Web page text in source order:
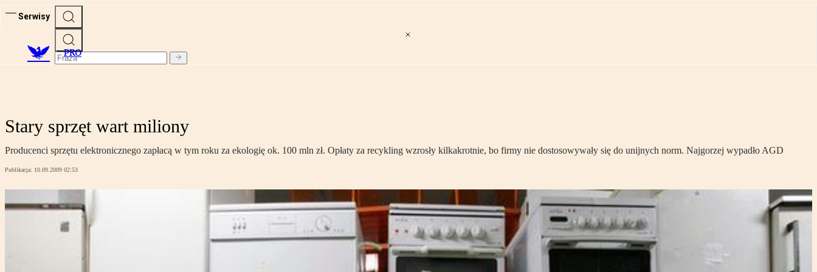
Serwisy
PRO
Stary sprzęt wart miliony
Producenci sprzętu elektronicznego zapłacą w tym roku za ekologię ok. 100 mln zł. Opłaty za recykling wzrosły kilkakrotnie, bo firmy nie dostosowywały się do unijnych norm. Najgorzej wypadło AGD
Publikacja: 10.09.2009 02:53